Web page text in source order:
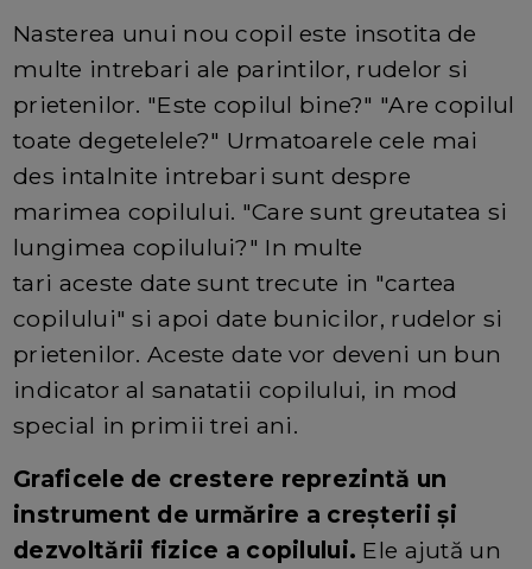
Nasterea unui nou copil este insotita de
multe intrebari ale parintilor, rudelor si
prietenilor. "Este copilul bine?" "Are copilul
toate degetelele?" Urmatoarele cele mai
des intalnite intrebari sunt despre
marimea copilului. "Care sunt greutatea si
lungimea copilului?" In multe
tari aceste date sunt trecute in "cartea
copilului" si apoi date bunicilor, rudelor si
prietenilor. Aceste date vor deveni un bun
indicator al sanatatii copilului, in mod
special in primii trei ani.
Graficele de crestere reprezintă un
instrument de urmărire a creșterii și
dezvoltării fizice a copilului. Ele ajută un